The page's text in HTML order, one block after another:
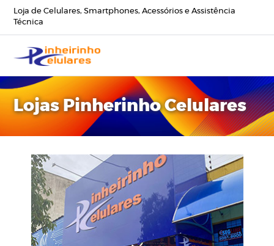
Loja de Celulares, Smartphones, Acessórios e Assistência
Técnica
Lojas Pinherinho Celulares